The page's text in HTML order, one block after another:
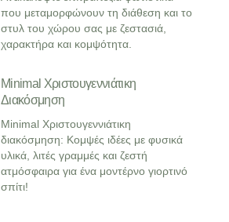
που μεταμορφώνουν τη διάθεση και το
στυλ του χώρου σας με ζεστασιά,
χαρακτήρα και κομψότητα.
Minimal Χριστουγεννιάτικη
Διακόσμηση
Minimal Χριστουγεννιάτικη
διακόσμηση: Κομψές ιδέες με φυσικά
υλικά, λιτές γραμμές και ζεστή
ατμόσφαιρα για ένα μοντέρνο γιορτινό
σπίτι!